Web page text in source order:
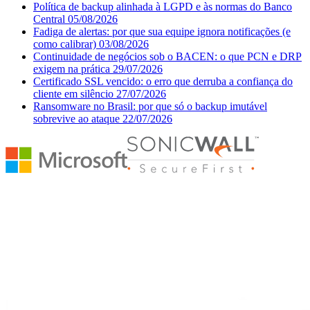
Política de backup alinhada à LGPD e às normas do Banco
Central 05/08/2026
Fadiga de alertas: por que sua equipe ignora notificações (e
como calibrar) 03/08/2026
Continuidade de negócios sob o BACEN: o que PCN e DRP
exigem na prática 29/07/2026
Certificado SSL vencido: o erro que derruba a confiança do
cliente em silêncio 27/07/2026
Ransomware no Brasil: por que só o backup imutável
sobrevive ao ataque 22/07/2026